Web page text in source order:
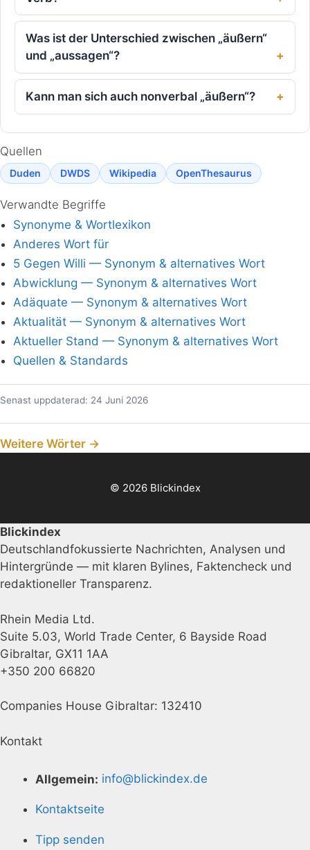
Was ist der Unterschied zwischen „äußern“
und „aussagen“?
Kann man sich auch nonverbal „äußern“?
Quellen
Duden DWDS Wikipedia OpenThesaurus
Verwandte Begriffe
Synonyme & Wortlexikon
Anderes Wort für
5 Gegen Willi — Synonym & alternatives Wort
Abwicklung — Synonym & alternatives Wort
Adäquate — Synonym & alternatives Wort
Aktualität — Synonym & alternatives Wort
Aktueller Stand — Synonym & alternatives Wort
Quellen & Standards
Senast uppdaterad: 24 Juni 2026
Weitere Wörter →
© 2026 Blickindex
Blickindex
Deutschlandfokussierte Nachrichten, Analysen und
Hintergründe — mit klaren Bylines, Faktencheck und
redaktioneller Transparenz.
Rhein Media Ltd.
Suite 5.03, World Trade Center, 6 Bayside Road
Gibraltar, GX11 1AA
+350 200 66820
Companies House Gibraltar: 132410
Kontakt
Allgemein: info@blickindex.de
Kontaktseite
Tipp senden